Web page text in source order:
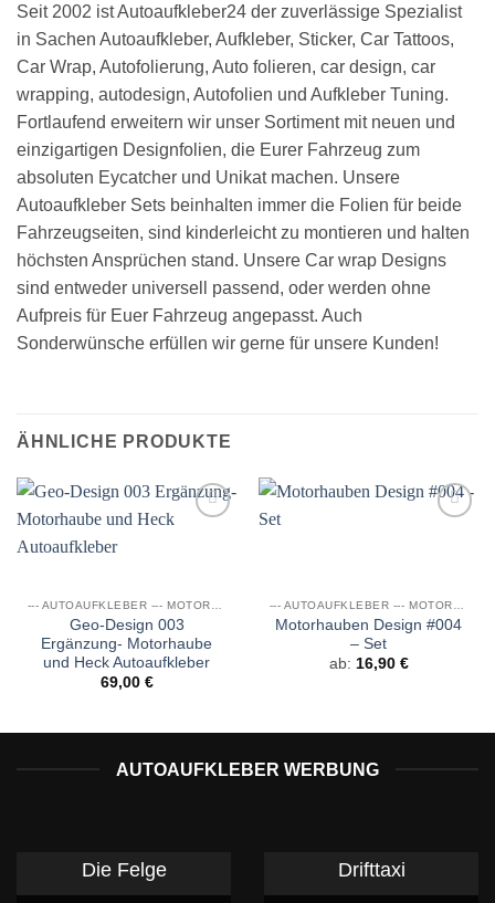
Seit 2002 ist Autoaufkleber24 der zuverlässige Spezialist
in Sachen Autoaufkleber, Aufkleber, Sticker, Car Tattoos,
Car Wrap, Autofolierung, Auto folieren, car design, car
wrapping, autodesign, Autofolien und Aufkleber Tuning.
Fortlaufend erweitern wir unser Sortiment mit neuen und
einzigartigen Designfolien, die Eurer Fahrzeug zum
absoluten Eycatcher und Unikat machen. Unsere
Autoaufkleber Sets beinhalten immer die Folien für beide
Fahrzeugseiten, sind kinderleicht zu montieren und halten
höchsten Ansprüchen stand. Unsere Car wrap Designs
sind entweder universell passend, oder werden ohne
Aufpreis für Euer Fahrzeug angepasst. Auch
Sonderwünsche erfüllen wir gerne für unsere Kunden!
ÄHNLICHE PRODUKTE
Geo-Design 003
Ergänzung- Motorhaube
und Heck Autoaufkleber
69,00 €
Motorhauben Design #004
– Set
ab: 16,90 €
AUTOAUFKLEBER WERBUNG
Die Felge Drifttaxi